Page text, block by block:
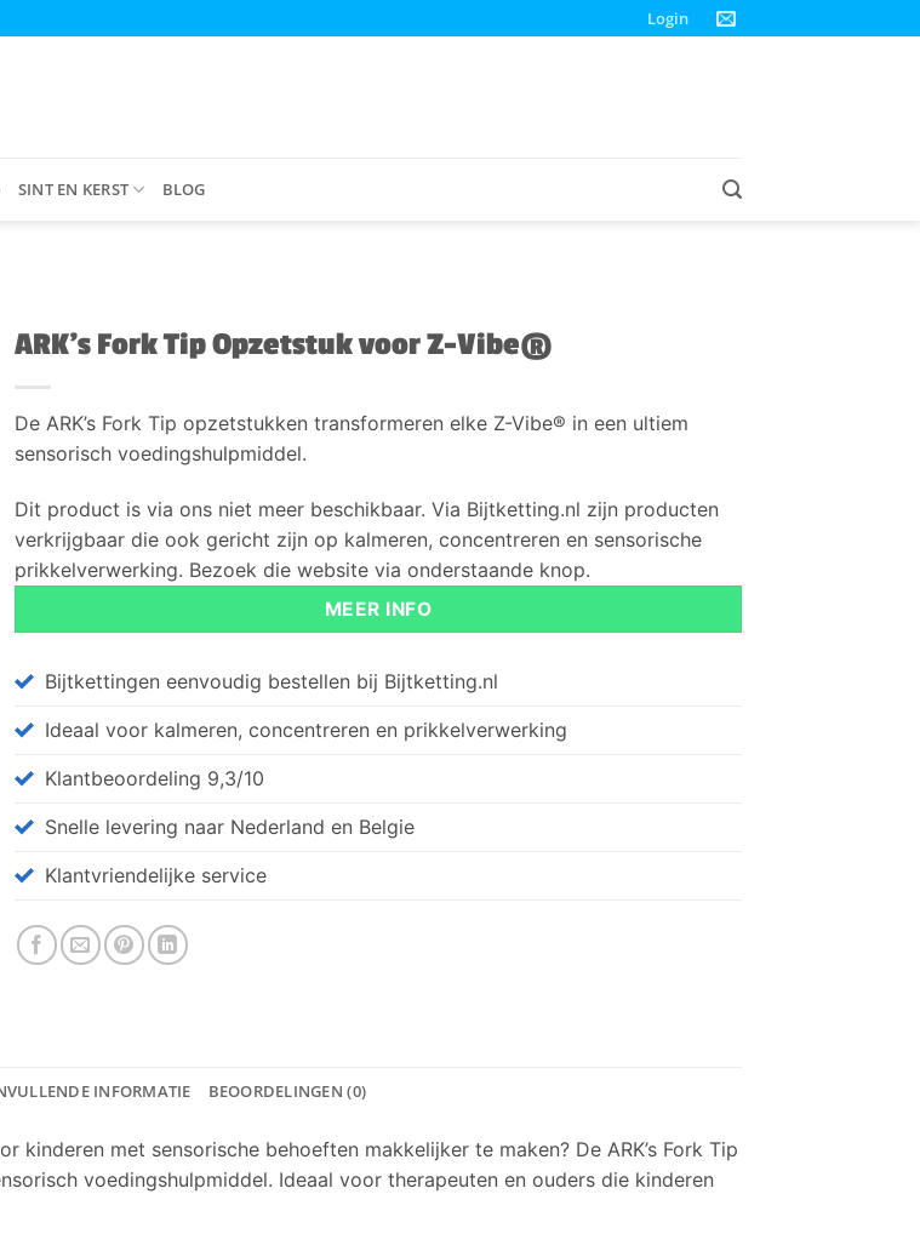
Login
SINT EN KERST BLOG
ARK’s Fork Tip Opzetstuk voor Z-Vibe®
De ARK’s Fork Tip opzetstukken transformeren elke Z-Vibe® in een ultiem
sensorisch voedingshulpmiddel.
Dit product is via ons niet meer beschikbaar. Via Bijtketting.nl zijn producten
verkrijgbaar die ook gericht zijn op kalmeren, concentreren en sensorische
prikkelverwerking. Bezoek die website via onderstaande knop.
MEER INFO
Bijtkettingen eenvoudig bestellen bij Bijtketting.nl
Ideaal voor kalmeren, concentreren en prikkelverwerking
Klantbeoordeling 9,3/10
Snelle levering naar Nederland en Belgie
Klantvriendelijke service
INFORMATIE BEOORDELINGEN (0)
met sensorische behoeften makkelijker te maken? De ARK’s Fork Tip
voedingshulpmiddel. Ideaal voor therapeuten en ouders die kinderen